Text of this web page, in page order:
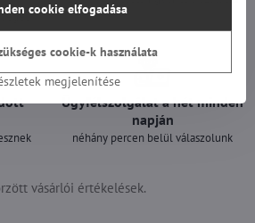
Ügyfélszolgálat a hét minden
napján
néhány percen belül válaszolunk
vásárlói értékelések.
megjelenítése
cookie elfogadása
cookie-k használata